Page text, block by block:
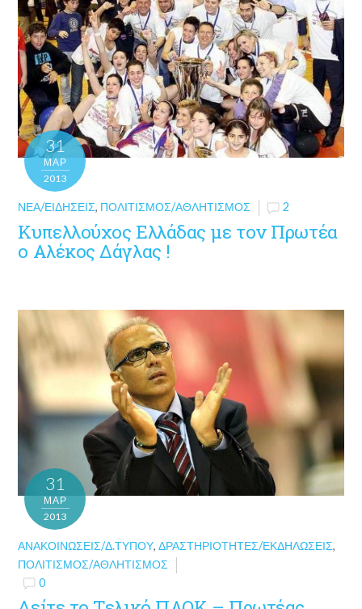
31
ΜΑΡ
2013
ΝΈΑ/ΕΙΔΉΣΕΙΣ, ΠΟΛΙΤΙΣΜΌΣ/ΑΘΛΗΤΙΣΜΌΣ 2
Κυπελλούχος Ελλάδας με τον Πρωτέα
ο Αλέκος Δάγλας !
31
ΜΑΡ
2013
ΑΝΑΚΟΙΝΏΣΕΙΣ/Δ.ΤΎΠΟΥ,ΔΡΑΣΤΗΡΙΌΤΗΤΕΣ/ΕΚΔΗΛΏΣΕΙΣ,
ΠΟΛΙΤΙΣΜΌΣ/ΑΘΛΗΤΙΣΜΌΣ
0